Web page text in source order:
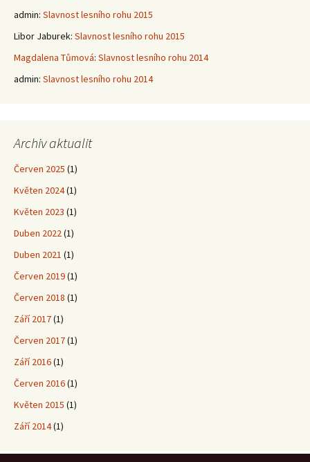
admin: Slavnost lesního rohu 2015
Libor Jaburek: Slavnost lesního rohu 2015
Magdalena Tůmová: Slavnost lesního rohu 2014
admin: Slavnost lesního rohu 2014
Archiv aktualit
Červen 2025 (1)
Květen 2024(1)
Květen 2023 (1)
Duben 2022(1)
Duben 2021 (1)
Červen 2019(1)
Červen 2018 (1)
Září 2017(1)
Červen 2017(1)
Září 2016(1)
Červen 2016(1)
Květen 2015 (1)
Září 2014(1)